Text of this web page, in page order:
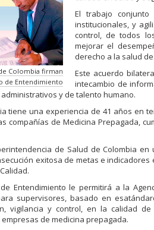
Colombia firman
de Entendimiento
El trabajo
institucionales, y
control, de todos
mejorar el
derecho a la salud
Este acuerdo
intecambio de
y de talento humano.
tiene una experiencia de 41 años en
compañías de Medicina Prepagada,
de Salud de Colombia en
exitosa de metas e indicadores
Entendimiento le permitirá a la
supervisores, basado en
vigilancia y control, en la calidad de
de medicina prepagada.